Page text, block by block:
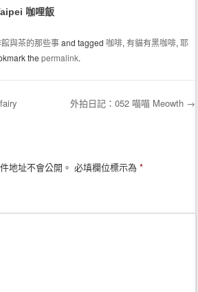
咖哩飯
與茶的那些事and tagged 咖啡,有貓有黑咖啡,耶
thepermalink.
外拍日記：052 喵喵 Meowth →
地址不會公開。 必填欄位標示為*